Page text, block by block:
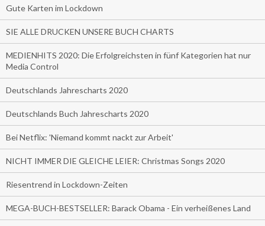
Gute Karten im Lockdown
SIE ALLE DRUCKEN UNSERE BUCH CHARTS
MEDIENHITS 2020: Die Erfolgreichsten in fünf Kategorien hat nur
Media Control
Deutschlands Jahrescharts 2020
Deutschlands Buch Jahrescharts 2020
Bei Netflix: 'Niemand kommt nackt zur Arbeit'
NICHT IMMER DIE GLEICHE LEIER: Christmas Songs 2020
Riesentrend in Lockdown-Zeiten
MEGA-BUCH-BESTSELLER: Barack Obama - Ein verheißenes Land